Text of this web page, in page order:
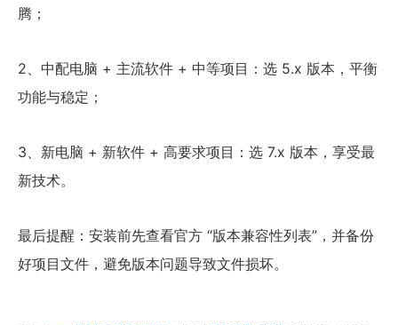
腾；
2、中配电脑 + 主流软件 + 中等项目：选 5.x 版本，平衡
功能与稳定；
3、新电脑 + 新软件 + 高要求项目：选 7.x 版本，享受最
新技术。
最后提醒：安装前先查看官方 “版本兼容性列表”，并备份
好项目文件，避免版本问题导致文件损坏。